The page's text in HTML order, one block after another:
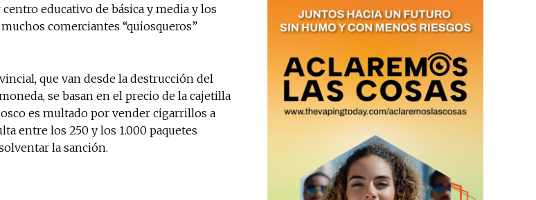
Suscríbete a nuestro boletín diario y recibe todas las
noticias del vapeo y la reducción de daños en tu correo
Subscribe to our daily clipping and receive all the news
of vaping and tobacco harm reduction in your email.
SUBSCRIBIRSE
educativo de básica y media y los
comerciantes “quiosqueros”
que van desde la destrucción del
se basan en el precio de la cajetilla
es multado por vender cigarrillos a
entre los 250 y los 1.000 paquetes
la sanción.